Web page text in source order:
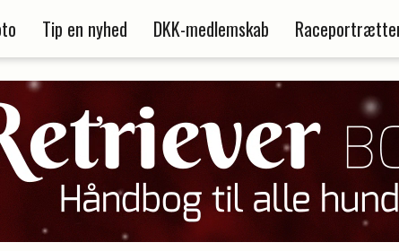
Tip en nyhed DKK-medlemskab